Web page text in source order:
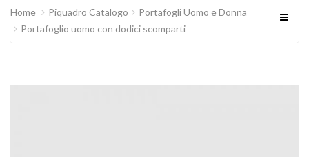
Home Piquadro Catalogo
Portafogli Uomo e Donna
Portafoglio uomo con dodici scomparti